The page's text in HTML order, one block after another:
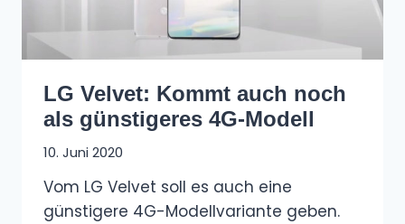
LG Velvet: Kommt auch noch
als günstigeres 4G-Modell
10. Juni 2020
Vom LG Velvet soll es auch eine
günstigere 4G-Modellvariante geben.